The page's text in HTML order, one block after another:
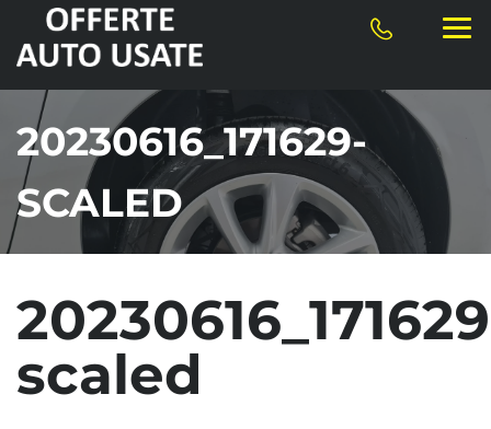
20230616_171629-
SCALED
scaled